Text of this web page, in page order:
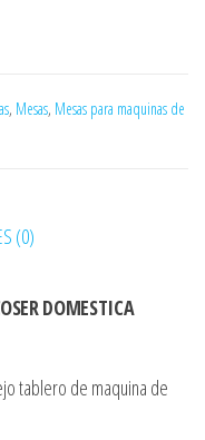
cantidad
, Mesas, Mesas para maquinas de
(0)
DOMESTICA
tablero de maquina de